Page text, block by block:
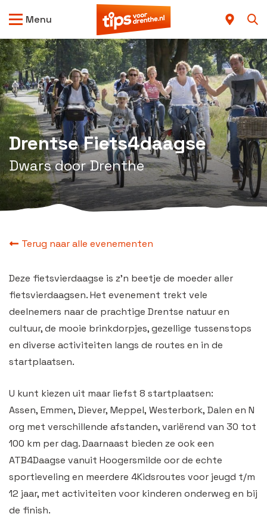
Menu
Drentse Fiets4daagse
Dwars door Drenthe
Terug naar alle evenementen
Deze fietsvierdaagse is z’n beetje de moeder aller
fietsvierdaagsen. Het evenement trekt vele
deelnemers naar de prachtige Drentse natuur en
cultuur, de mooie brinkdorpjes, gezellige tussenstops
en diverse activiteiten langs de routes en in de
startplaatsen.
U kunt kiezen uit maar liefst 8 startplaatsen:
Assen, Emmen, Diever, Meppel, Westerbork, Dalen en N
org met verschillende afstanden, variërend van 30 tot
100 km per dag. Daarnaast bieden ze ook een
ATB4Daagse vanuit Hoogersmilde oor de echte
sportieveling en meerdere 4Kidsroutes voor jeugd t/m
12 jaar, met activiteiten voor kinderen onderweg en bij
de finish.